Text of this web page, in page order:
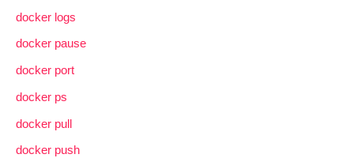
docker logs
docker pause
docker port
docker ps
docker pull
docker push